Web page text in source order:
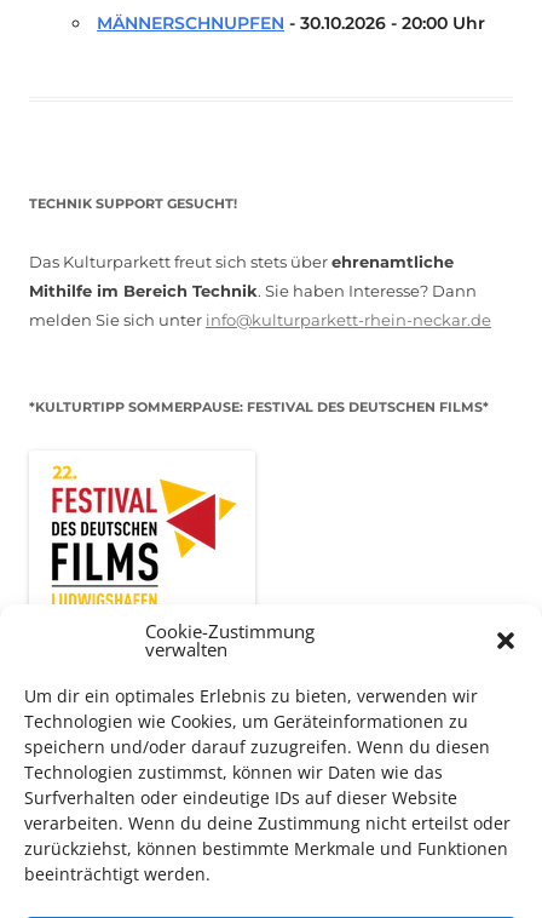
Cookie-Zustimmung
verwalten
Um dir ein optimales Erlebnis zu bieten, verwenden wir
Technologien wie Cookies, um Geräteinformationen zu
speichern und/oder darauf zuzugreifen. Wenn du diesen
Technologien zustimmst, können wir Daten wie das
Surfverhalten oder eindeutige IDs auf dieser Website
verarbeiten. Wenn du deine Zustimmung nicht erteilst oder
zurückziehst, können bestimmte Merkmale und Funktionen
beeinträchtigt werden.
MÄNNERSCHNUPFEN - 30.10.2026 - 20:00 Uhr
TECHNIK SUPPORT GESUCHT!
Das Kulturparkett freut sich stets überehrenamtliche
Mithilfe im Bereich Technik. Sie haben Interesse? Dann
melden Sie sich unter info@kulturparkett-rhein-neckar.de
*KULTURTIPP SOMMERPAUSE: FESTIVAL DES DEUTSCHEN FILMS*
Auch dieses Jahr findet wieder dasFestival des deutschen
Filmsin Ludwigshafen statt.
Vom 19. August bist zum 9. Septemberhaben Kulturpass-
Inhaber*innen freien Eintrittzu den Vorstellungen – 30
Minuten vor Beginn des Films und solange der Vorrat reicht!
Weitere Details zum Festival finden SieHIER